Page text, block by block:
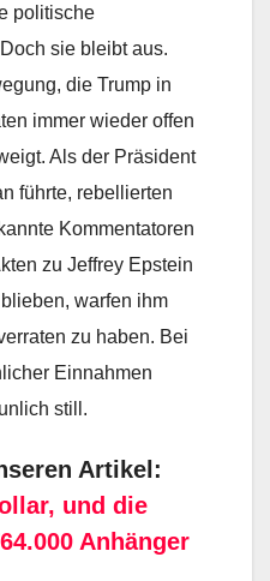
politische
sie bleibt aus.
die Trump in
immer wieder offen
Als der Präsident
führte, rebellierten
Kommentatoren
zu Jeffrey Epstein
warfen ihm
zu haben. Bei
Einnahmen
still.
Artikel:
und die
Anhänger